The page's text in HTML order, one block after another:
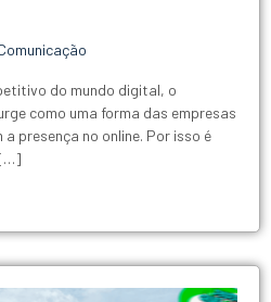
do mundo digital, o
como uma forma das empresas
presença no online. Por isso é
[…]